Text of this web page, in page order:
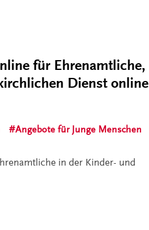
für Ehrenamtliche,
Dienst online
Angebote für Junge Menschen
in der Kinder- und